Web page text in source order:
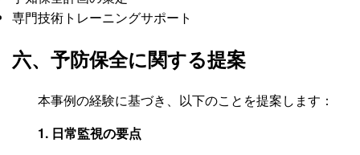
専門技術トレーニングサポート
六、予防保全に関する提案
本事例の経験に基づき、以下のことを提案します：
1. 日常監視の要点